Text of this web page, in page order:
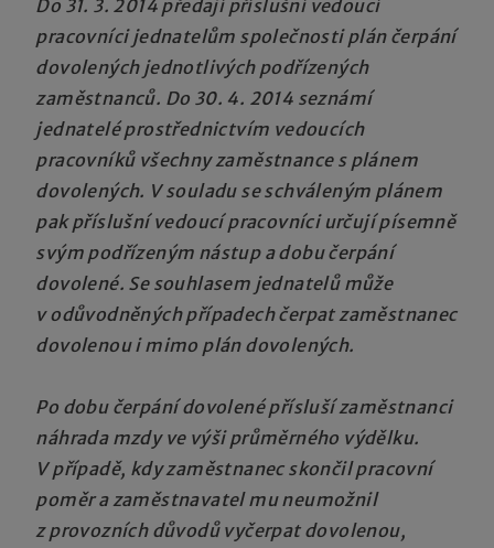
Do 31. 3. 2014 předají příslušní vedoucí
pracovníci jednatelům společnosti plán čerpání
dovolených jednotlivých podřízených
zaměstnanců. Do 30. 4. 2014 seznámí
jednatelé prostřednictvím vedoucích
pracovníků všechny zaměstnance s plánem
dovolených. V souladu se schváleným plánem
pak příslušní vedoucí pracovníci určují písemně
svým podřízeným nástup a dobu čerpání
dovolené. Se souhlasem jednatelů může
v odůvodněných případech čerpat zaměstnanec
dovolenou i mimo plán dovolených.
Po dobu čerpání dovolené přísluší zaměstnanci
náhrada mzdy ve výši průměrného výdělku.
V případě, kdy zaměstnanec skončil pracovní
poměr a zaměstnavatel mu neumožnil
z provozních důvodů vyčerpat dovolenou,